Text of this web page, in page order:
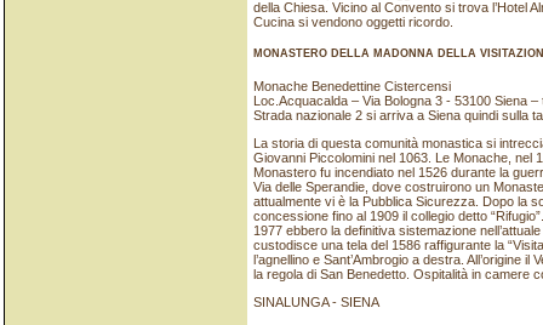
della Chiesa. Vicino al Convento si trova l’Hotel
Cucina si vendono oggetti ricordo.
MONASTERO DELLA MADONNA DELLA
Monache Benedettine Cistercensi
Loc.Acquacalda – Via Bologna 3 - 53100 Siena –
Strada nazionale 2 si arriva a Siena quindi sulla
La storia di questa comunità monastica si
Giovanni Piccolomini nel 1063. Le Monache,
Monastero fu incendiato nel 1526 durante la
Via delle Sperandie, dove costruirono un
attualmente vi è la Pubblica Sicurezza. Dopo la
concessione fino al 1909 il collegio detto
1977 ebbero la definitiva sistemazione
custodisce una tela del 1586 raffigurante la
l’agnellino e Sant’Ambrogio a destra. All’origine
la regola di San Benedetto. Ospitalità in camere
SINALUNGA - SIENA